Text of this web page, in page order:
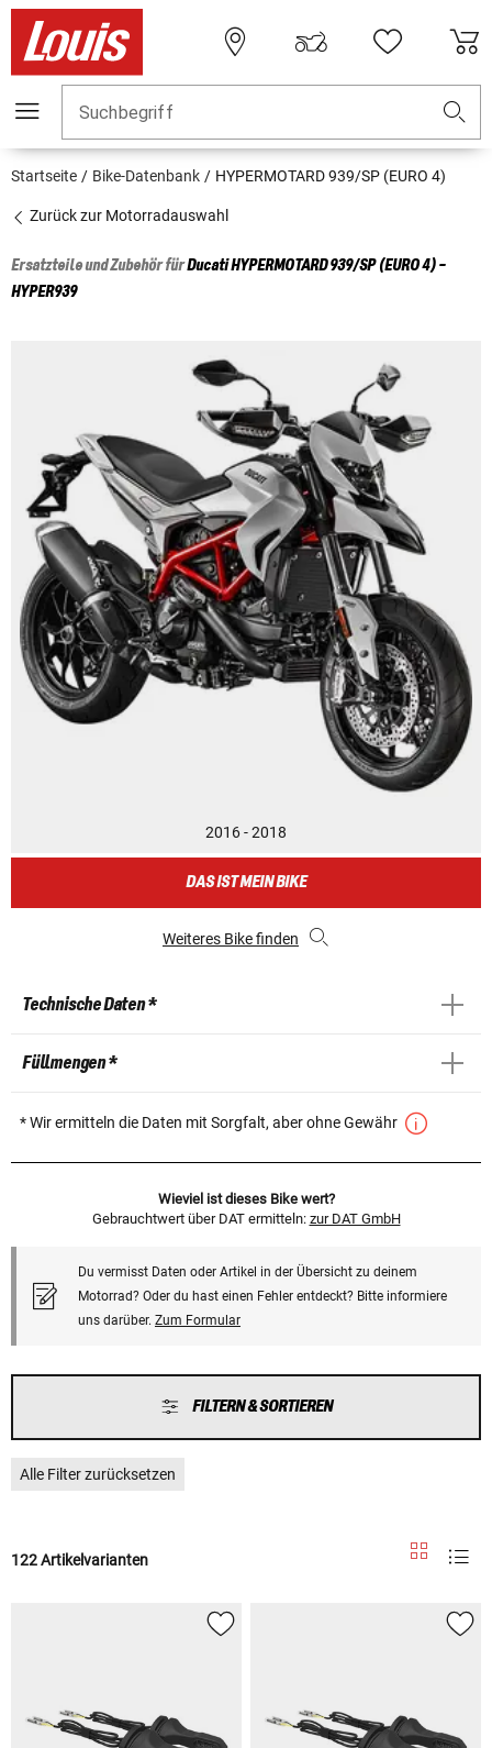
Suchbegriff
Startseite Bike-Datenbank HYPERMOTARD 939/SP (EURO 4)
Zurück zur Motorradauswahl
Ersatzteile und Zubehör fürDucatiHYPERMOTARD 939/SP (EURO 4) -
HYPER939
2016 - 2018
DAS IST MEIN BIKE
Weiteres Bike finden
Technische Daten *
Füllmengen *
* Wir ermitteln die Daten mit Sorgfalt, aber ohne Gewähr
Wieviel ist dieses Bike wert?
Gebrauchtwert über DAT ermitteln: zur DAT GmbH
Du vermisst Daten oder Artikel in der Übersicht zu deinem
Motorrad? Oder du hast einen Fehler entdeckt? Bitte informiere
uns darüber. Zum Formular
FILTERN & SORTIEREN
Alle Filter zurücksetzen
122 Artikelvarianten